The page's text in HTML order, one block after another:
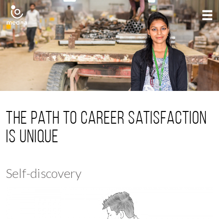
The path to career satisfaction
is unique
Self-discovery
Experimentation
The learning curve
Hitting your stride